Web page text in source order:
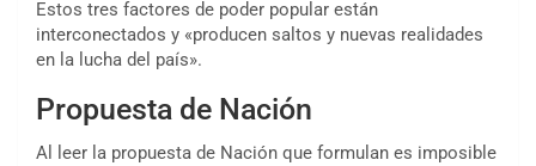
Estos tres factores de poder popular están
interconectados y «producen saltos y nuevas realidades
en la lucha del país».
Propuesta de Nación
Al leer la propuesta de Nación que formulan es imposible